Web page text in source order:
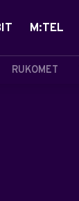
RUKOMET
M:TEL